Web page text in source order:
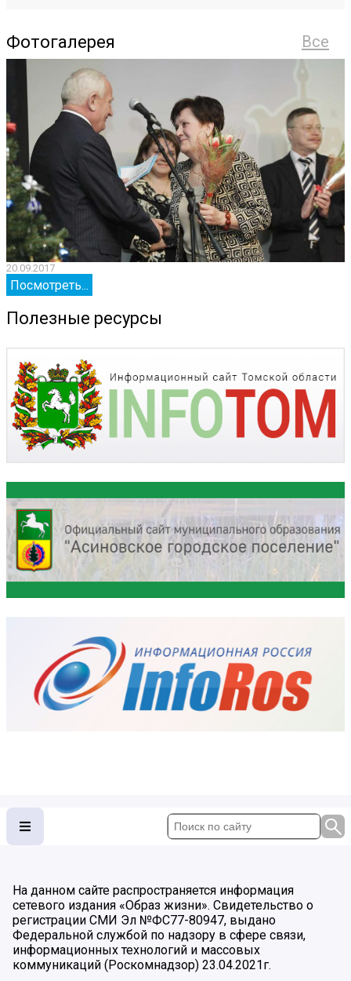
Все
Фотогалерея
20.09.2017
Посмотреть...
Полезные ресурсы
На данном сайте распространяется информация
сетевого издания «Образ жизни». Свидетельство о
регистрации СМИ Эл №ФС77-80947, выдано
Федеральной службой по надзору в сфере связи,
информационных технологий и массовых
коммуникаций (Роскомнадзор) 23.04.2021г.